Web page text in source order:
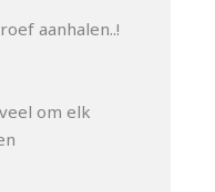
aanhalen..!
om elk